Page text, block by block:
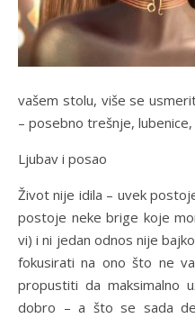
vašem stolu, više se
– posebno trešnje,
Ljubav i posao
Život nije idila – uvek
postoje neke brige koje
vi) i ni jedan odnos nije
fokusirati na ono što ne
propustiti da maksimalno
dobro – a što se sada